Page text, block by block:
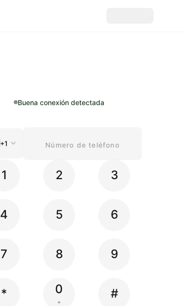
Buena conexión detectada
+1
1 2 3
4 5 6
7 8 9
* 0
+
#